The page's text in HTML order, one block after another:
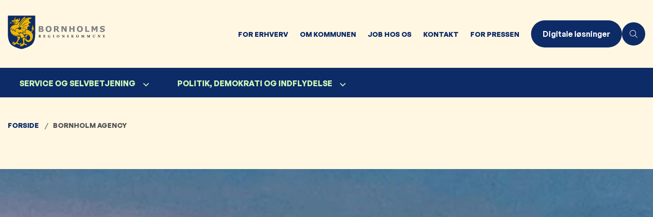
FOR ERHVERV OM KOMMUNEN JOB HOS OS KONTAKT FOR PRESSEN Digitale løsninger
SERVICE OG SELVBETJENING POLITIK, DEMOKRATI OG INDFLYDELSE
FORSIDE BORNHOLM AGENCY